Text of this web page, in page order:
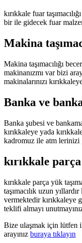
kırıkkale fuar
bir ile gidecek fuar
Makina
Makina taşımacılığı
makinanızmı var bizi
makinalarınızı
Banka ve
Banka şubesi ve
kırıkkaleye yada
kadromuz ile atm lerinizi
kırıkkale parça
kırıkkale parça yük
taşımacılık uzun
vermektedir kırıkkaleye
teklifi almayı
Bize ulaşmak için lütfen
arayınız buraya tıklayın